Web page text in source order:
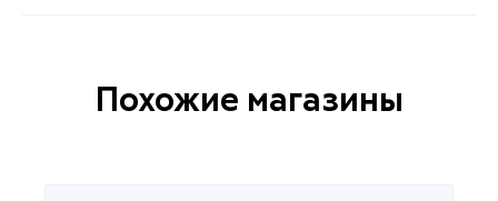
Похожие магазины